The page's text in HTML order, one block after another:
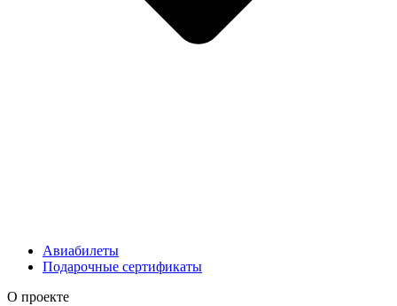
Авиабилеты
Подарочные сертификаты
О проекте